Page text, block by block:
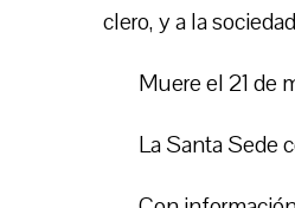
clero, y a la
Muere el 21 de
La Santa Sede